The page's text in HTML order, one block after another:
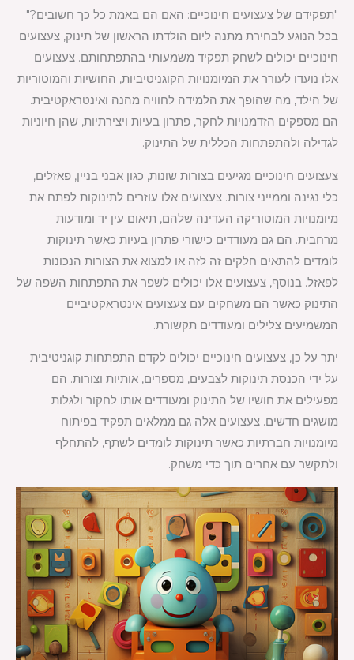
"תפקידם של צעצועים חינוכיים: האם הם באמת כל כך חשובים?"
בכל הנוגע לבחירת מתנה ליום הולדתו הראשון של תינוק, צעצועים
חינוכיים יכולים לשחק תפקיד משמעותי בהתפתחותם. צעצועים
אלו נועדו לעורר את המיומנויות הקוגניטיביות, החושיות והמוטוריות
של הילד, מה שהופך את הלמידה לחוויה מהנה ואינטראקטיבית.
הם מספקים הזדמנויות לחקר, פתרון בעיות ויצירתיות, שהן חיוניות
לגדילה ולהתפתחות הכללית של התינוק.
צעצועים חינוכיים מגיעים בצורות שונות, כגון אבני בניין, פאזלים,
כלי נגינה וממייני צורות. צעצועים אלו עוזרים לתינוקות לפתח את
מיומנויות המוטוריקה העדינה שלהם, תיאום עין יד ומודעות
מרחבית. הם גם מעודדים כישורי פתרון בעיות כאשר תינוקות
לומדים להתאים חלקים זה לזה או למצוא את הצורות הנכונות
לפאזל. בנוסף, צעצועים אלו יכולים לשפר את התפתחות השפה של
התינוק כאשר הם משחקים עם צעצועים אינטראקטיביים
המשמיעים צלילים ומעודדים תקשורת.
יתר על כן, צעצועים חינוכיים יכולים לקדם התפתחות קוגניטיבית
על ידי הכנסת תינוקות לצבעים, מספרים, אותיות וצורות. הם
מפעילים את חושיו של התינוק ומעודדים אותו לחקור ולגלות
מושגים חדשים. צעצועים אלה גם ממלאים תפקיד בפיתוח
מיומנויות חברתיות כאשר תינוקות לומדים לשתף, להתחלף
ולתקשר עם אחרים תוך כדי משחק.